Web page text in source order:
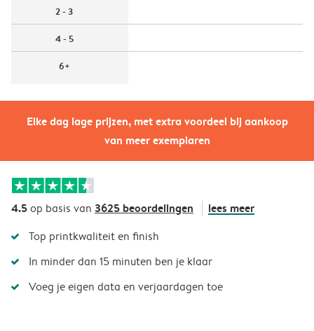
Elke dag lage prijzen, met extra voordeel bij aankoop
van meer exemplaren
2 - 3
4 - 5
6+
4.5op basis van 3625 beoordelingen lees meer
Top printkwaliteit en finish
In minder dan 15 minuten ben je klaar
Voeg je eigen data en verjaardagen toe